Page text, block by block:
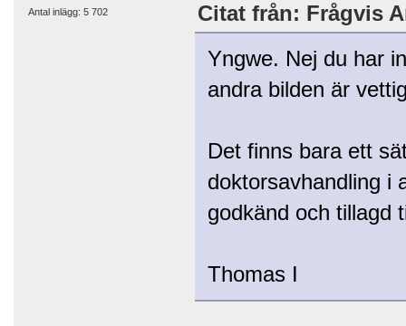
Antal inlägg: 5 702
Citat från: Frågvis
Yngwe. Nej du har
andra bilden är
Det finns bara ett
doktorsavhandling i
godkänd och tillagd
Thomas I